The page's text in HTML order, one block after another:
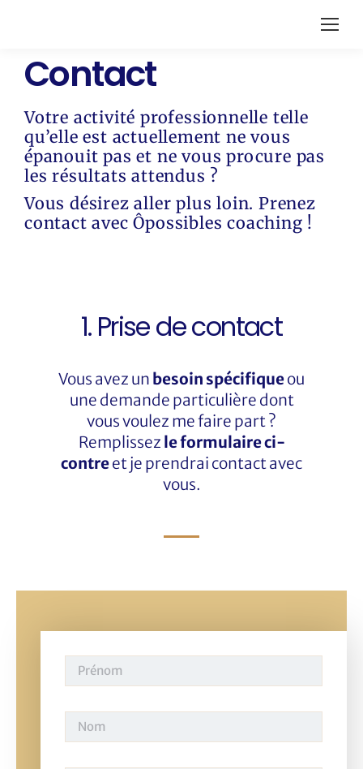
Contact
Votre activité professionnelle telle
qu’elle est actuellement ne vous
épanouit pas et ne vous procure pas
les résultats attendus ?
Vous désirez aller plus loin. Prenez
contact avec Ôpossibles coaching !
1. Prise de contact
Vous avez un besoin spécifiqueou
une demande particulière dont
vous voulez me faire part ?
Remplissez le formulaire ci-
contreet je prendrai contact avec
vous.